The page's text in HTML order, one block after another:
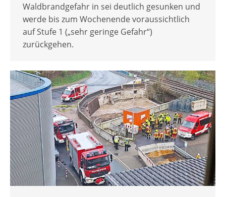
Waldbrandgefahr in sei deutlich gesunken und
werde bis zum Wochenende voraussichtlich
auf Stufe 1 („sehr geringe Gefahr“)
zurückgehen.